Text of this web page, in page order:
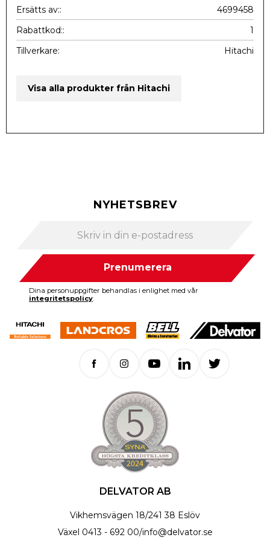
Ersätts av:
4699458
Rabattkod:
1
Tillverkare
Hitachi
Visa alla produkter från Hitachi
NYHETSBREV
Prenumerera
Dina personuppgifter behandlas i enlighet med vår
integritetspolicy.
DELVATOR AB
Vikhemsvägen 18/241 38 Eslöv
Växel 0413 - 692 00/info@delvator.se